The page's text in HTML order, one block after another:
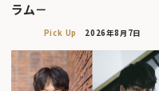
ラム－
Pick Up 2026年8月7日